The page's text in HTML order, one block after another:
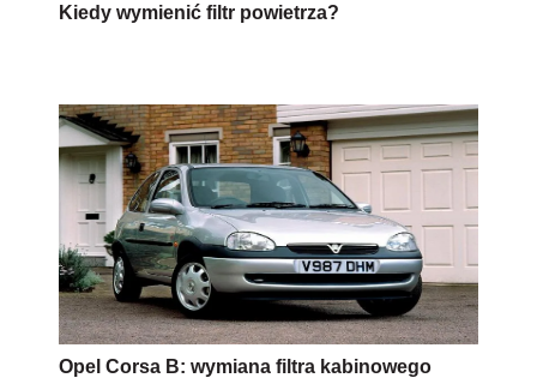
Kiedy wymienić filtr powietrza?
Opel Corsa B: wymiana filtra kabinowego